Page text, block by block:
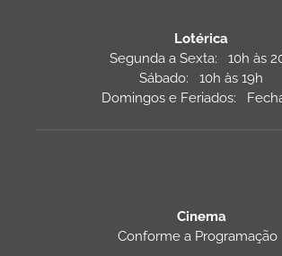
Lotérica
Segunda a Sexta: 10h às
Sábado: 10h às 19h
Domingos e Feriados:
Cinema
Conforme a Programação